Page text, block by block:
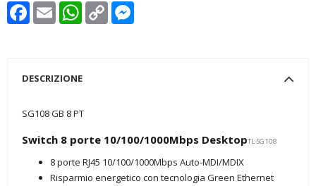
Facebook
Email WhatsApp
Copy
Link
DESCRIZIONE
SG108 GB 8 PT
Switch 8 porte 10/100/1000Mbps DesktopTL-SG108
8 porte RJ45 10/100/1000Mbps Auto-MDI/MDIX
Risparmio energetico con tecnologia Green Ethernet